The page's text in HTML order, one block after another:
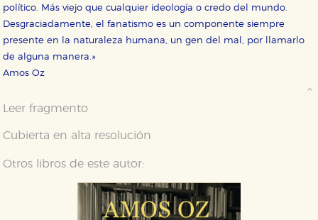
político. Más viejo que cualquier ideología o credo del mundo.
Desgraciadamente, el fanatismo es un componente siempre
presente en la naturaleza humana, un gen del mal, por llamarlo
de alguna manera.»
Amos Oz
Leer fragmento
Cubierta en alta resolución
Otros libros de este autor: